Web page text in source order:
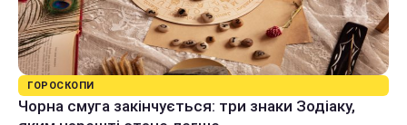
ГОРОСКОПИ
Чорна смуга закінчується: три знаки Зодіаку,